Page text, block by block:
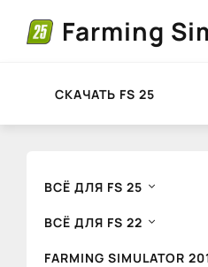
Farming
СКАЧАТЬ FS 25
ВСЁ ДЛЯ FS 25
ВСЁ ДЛЯ FS 22
FARMING SIMULATOR